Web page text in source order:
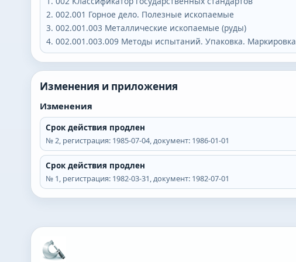
002.001 Горное дело. Полезные ископаемые
002.001.003 Металлические ископаемые (руды)
002.001.003.009 Методы испытаний. Упаковка. Маркировка
Изменения и приложения
Изменения
Срок действия продлен
№2, регистрация: 1985-07-04, документ: 1986-01-01
Срок действия продлен
№ 1 , регистрация: 1982-03-31 , документ: 1982-07-01